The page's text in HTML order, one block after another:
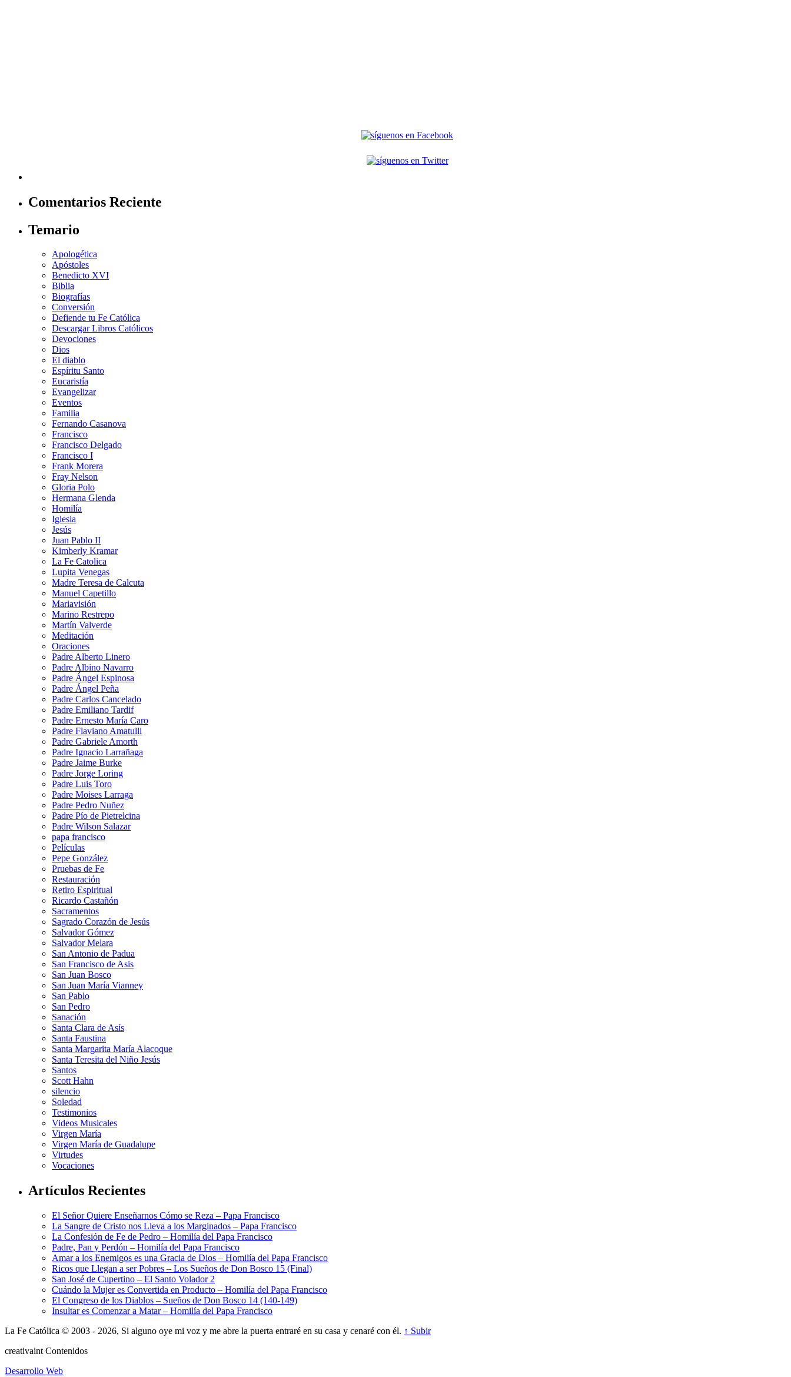
Comentarios Reciente
Temario
Apologética
Apóstoles
Benedicto XVI
Biblia
Biografías
Conversión
Defiende tu Fe Católica
Descargar Libros Católicos
Devociones
Dios
El diablo
Espíritu Santo
Eucaristía
Evangelizar
Eventos
Familia
Fernando Casanova
Francisco
Francisco Delgado
Francisco I
Frank Morera
Fray Nelson
Gloria Polo
Hermana Glenda
Homilía
Iglesia
Jesús
Juan Pablo II
Kimberly Kramar
La Fe Catolica
Lupita Venegas
Madre Teresa de Calcuta
Manuel Capetillo
Mariavisión
Marino Restrepo
Martín Valverde
Meditación
Oraciones
Padre Alberto Linero
Padre Albino Navarro
Padre Ángel Espinosa
Padre Ángel Peña
Padre Carlos Cancelado
Padre Emiliano Tardif
Padre Ernesto María Caro
Padre Flaviano Amatulli
Padre Gabriele Amorth
Padre Ignacio Larrañaga
Padre Jaime Burke
Padre Jorge Loring
Padre Luis Toro
Padre Moises Larraga
Padre Pedro Nuñez
Padre Pío de Pietrelcina
Padre Wilson Salazar
papa francisco
Películas
Pepe González
Pruebas de Fe
Restauración
Retiro Espiritual
Ricardo Castañón
Sacramentos
Sagrado Corazón de Jesús
Salvador Gómez
Salvador Melara
San Antonio de Padua
San Francisco de Asis
San Juan Bosco
San Juan María Vianney
San Pablo
San Pedro
Sanación
Santa Clara de Asís
Santa Faustina
Santa Margarita María Alacoque
Santa Teresita del Niño Jesús
Santos
Scott Hahn
silencio
Soledad
Testimonios
Videos Musicales
Virgen María
Virgen María de Guadalupe
Virtudes
Vocaciones
Artículos Recientes
El Señor Quiere Enseñarnos Cómo se Reza – Papa Francisco
La Sangre de Cristo nos Lleva a los Marginados – Papa Francisco
La Confesión de Fe de Pedro – Homilía del Papa Francisco
Padre, Pan y Perdón – Homilía del Papa Francisco
Amar a los Enemigos es una Gracia de Dios – Homilía del Papa Francisco
Ricos que Llegan a ser Pobres – Los Sueños de Don Bosco 15 (Final)
San José de Cupertino – El Santo Volador 2
Cuándo la Mujer es Convertida en Producto – Homilía del Papa Francisco
El Congreso de los Diablos – Sueños de Don Bosco 14 (140-149)
Insultar es Comenzar a Matar – Homilía del Papa Francisco
La Fe Católica © 2003 - 2026, Si alguno oye mi voz y me abre la puerta entraré en su casa y cenaré con él. ↑ Subir
creativaint Contenidos
Desarrollo Web